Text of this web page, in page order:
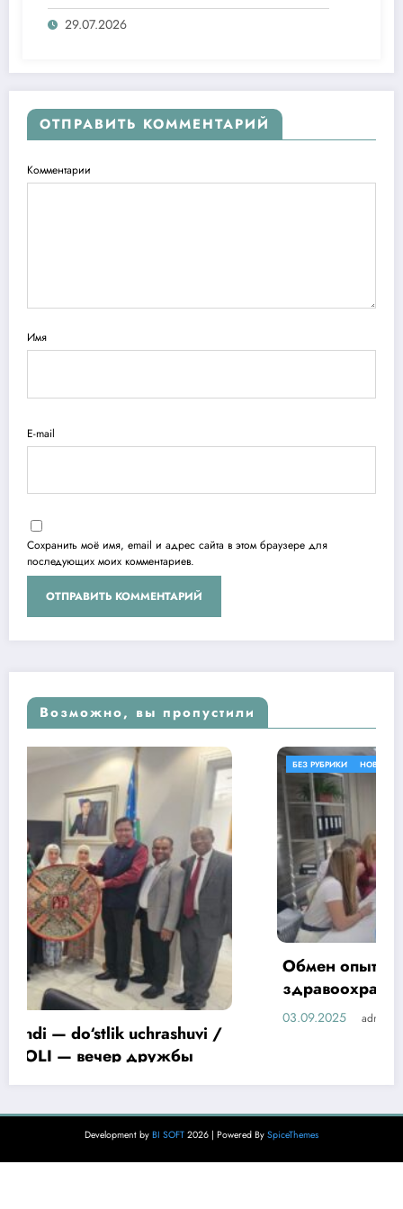
мулоқот/ Расширение возможностей
женщин: диалог государства и ННО
29.07.2026
ОТПРАВИТЬ КОММЕНТАРИЙ
Комментарии
Имя
E-mail
Сохранить моё имя, email и адрес сайта в этом браузере для
последующих моих комментариев.
Возможно, вы пропустили
БЕЗ РУБРИКИ НОВОСТИ
Обмен опытом в сфере цифровизации
здравоохранения
Development byBI SOFT2026 | Powered BySpiceThemes